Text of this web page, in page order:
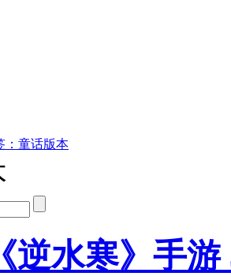
：童话版本
逆水寒》手